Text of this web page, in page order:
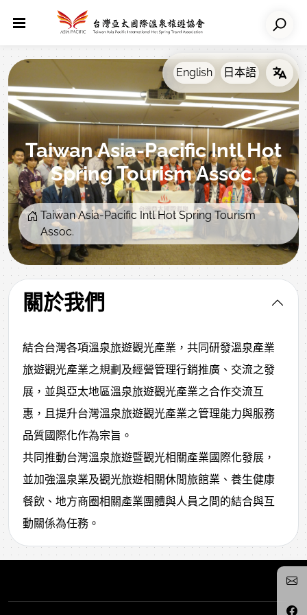
Taiwan Asia-Pacific Intl Hot
Spring Tourism Assoc.
Taiwan Asia-Pacific Intl Hot Spring Tourism
Assoc.
關於我們
結合台灣各項溫泉旅遊觀光產業，共同研發溫泉產業
旅遊觀光產業之規劃及經營管理行銷推廣、交流之發
展，並與亞太地區溫泉旅遊觀光產業之合作交流互
惠，且提升台灣溫泉旅遊觀光產業之管理能力與服務
品質國際化作為宗旨。
共同推動台灣溫泉旅遊暨觀光相關產業國際化發展，
並加強溫泉業及觀光旅遊相關休閒旅館業、養生健康
餐飲、地方商圈相關產業團體與人員之間的結合與互
動關係為任務。